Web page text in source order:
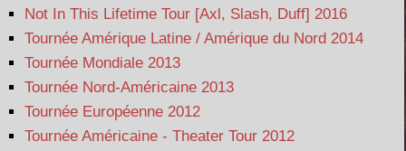
Not In This Lifetime Tour [Axl, Slash, Duff] 2016
Tournée Amérique Latine / Amérique du Nord 2014
Tournée Mondiale 2013
Tournée Nord-Américaine 2013
Tournée Européenne 2012
Tournée Américaine - Theater Tour 2012